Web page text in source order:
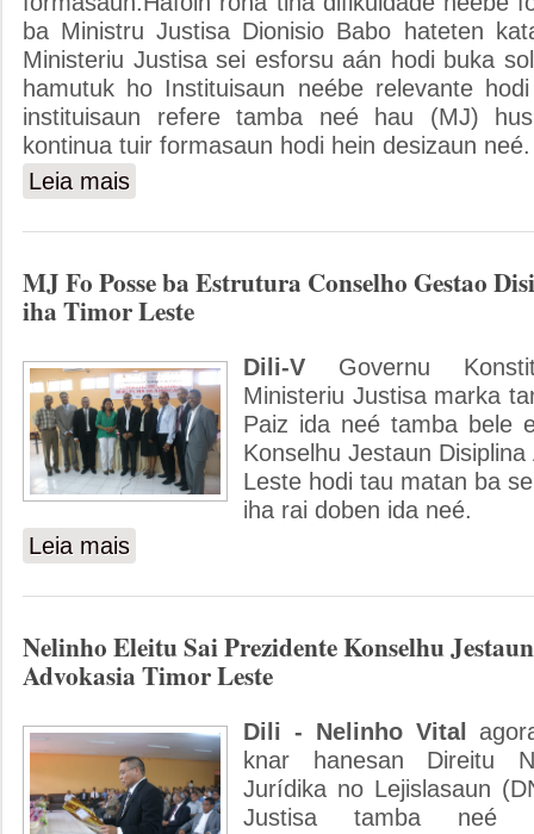
ba Ministru Justisa Dionisio Babo hateten
Ministeriu Justisa sei esforsu aán hodi buka
hamutuk ho Instituisaun neébe relevante
instituisaun refere tamba neé hau (MJ)
kontinua tuir formasaun hodi hein desizaun neé.
Leia mais
MJ Fo Posse ba Estrutura Conselho Gestao
iha Timor Leste
Dili-V Governu
Ministeriu Justisa marka
Paiz ida neé tamba bele
Konselhu Jestaun
Leste hodi tau matan ba
iha rai doben ida neé.
Leia mais
Nelinho Eleitu Sai Prezidente Konselhu
Advokasia Timor Leste
Dili - Nelinho Vital
knar hanesan Direitu
Jurídika no Lejislasaun
Justisa tamba neé